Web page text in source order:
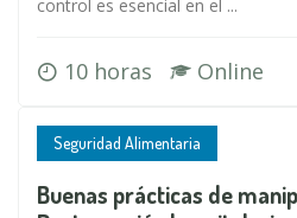
control es esencial en el ...
10 horas Online
Seguridad Alimentaria
Buenas prácticas de